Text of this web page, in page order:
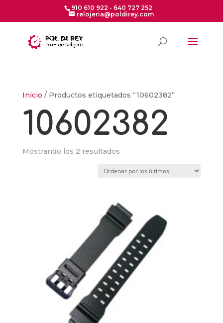
910 610 922 - 640 727 252
relojeria@poldirey.com
Inicio / Productos etiquetados “10602382”
10602382
Mostrando los 2 resultadosOrdenado
los